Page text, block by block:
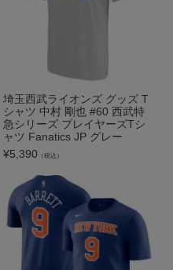
埼玉西武ライオンズ グッズ T
シャツ 中村 剛也 #60 西武特
急シリーズ プレイヤーズTシ
ャツ Fanatics JP グレー
¥5,390 （税込）